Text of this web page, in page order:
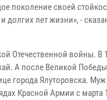
поколение своей
лет жизни», -
Отечественной войны. В
А после Великой
города Ялуторовска.
Красной Армии с марта